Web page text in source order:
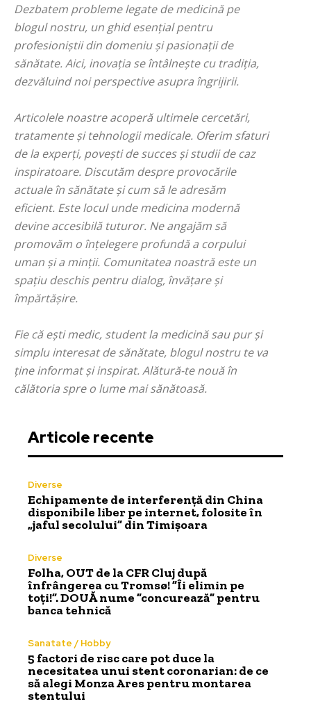
Dezbatem probleme legate de medicină pe
blogul nostru, un ghid esențial pentru
profesioniștii din domeniu și pasionații de
sănătate. Aici, inovația se întâlnește cu tradiția,
dezvăluind noi perspective asupra îngrijirii.
Articolele noastre acoperă ultimele cercetări,
tratamente și tehnologii medicale. Oferim sfaturi
de la experți, povești de succes și studii de caz
inspiratoare. Discutăm despre provocările
actuale în sănătate și cum să le adresăm
eficient. Este locul unde medicina modernă
devine accesibilă tuturor. Ne angajăm să
promovăm o înțelegere profundă a corpului
uman și a minții. Comunitatea noastră este un
spațiu deschis pentru dialog, învățare și
împărtășire.
Fie că ești medic, student la medicină sau pur și
simplu interesat de sănătate, blogul nostru te va
ține informat și inspirat. Alătură-te nouă în
călătoria spre o lume mai sănătoasă.
Articole recente
Diverse
Echipamente de interferență din China
disponibile liber pe internet, folosite în
„jaful secolului” din Timișoara
Diverse
Folha, OUT de la CFR Cluj după
înfrângerea cu Tromsø! ”Îi elimin pe
toți!”. DOUĂ nume ”concurează” pentru
banca tehnică
Sanatate / Hobby
5 factori de risc care pot duce la
necesitatea unui stent coronarian: de ce
să alegi Monza Ares pentru montarea
stentului